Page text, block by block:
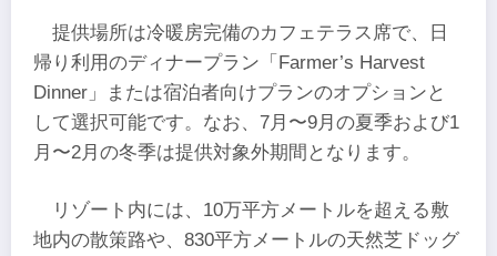
提供場所は冷暖房完備のカフェテラス席で、日
帰り利用のディナープラン「Farmer’s Harvest
Dinner」または宿泊者向けプランのオプションと
して選択可能です。なお、7月〜9月の夏季および1
月〜2月の冬季は提供対象外期間となります。
リゾート内には、10万平方メートルを超える敷
地内の散策路や、830平方メートルの天然芝ドッグ